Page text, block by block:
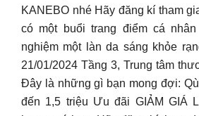
KANEBO nhé Hãy đăng kí tham
có một buổi trang điểm cá
nghiệm một làn da sáng khỏe
21/01/2024 Tầng 3, Trung tâm
Đây là những gì bạn mong đợi:
đến 1,5 triệu Ưu đãi GIẢM GIÁ